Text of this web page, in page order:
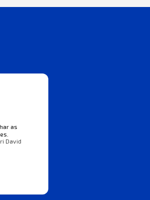
as
David